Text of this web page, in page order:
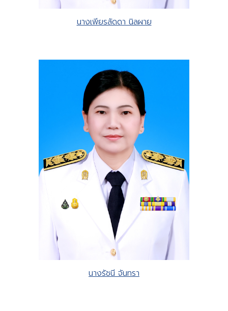
นางเพียรลัดดา นิลผาย
นางรัชนี จันทรา